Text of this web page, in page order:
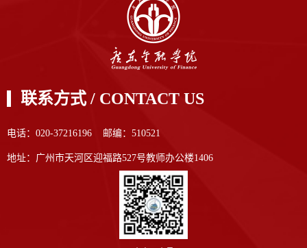
联系方式 / CONTACT US
电话：020-37216196 邮编：510521
地址：广州市天河区迎福路527号教师办公楼1406